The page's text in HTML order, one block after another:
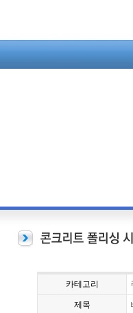
카테고리
제목